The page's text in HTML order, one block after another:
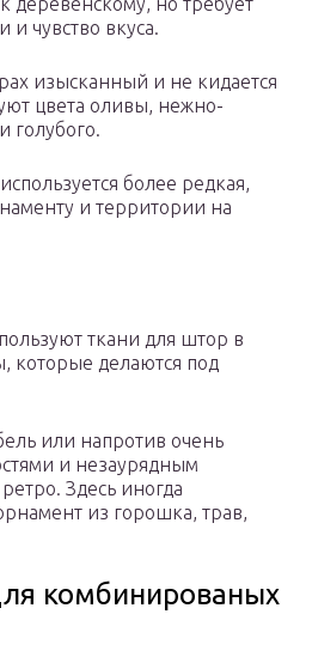
и чувство вкуса.
изысканный и не кидается
цвета оливы, нежно-
голубого.
более редкая,
и территории на
ткани для штор в
которые делаются под
или напротив очень
и незаурядным
Здесь иногда
из горошка, трав,
комбинированых